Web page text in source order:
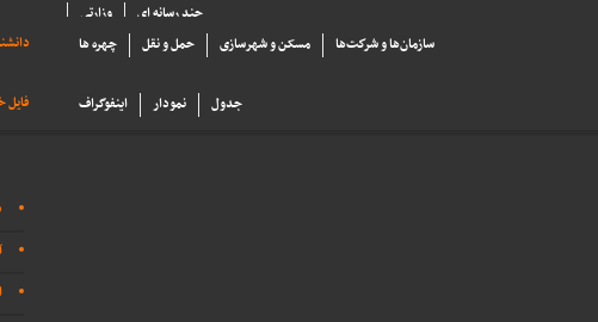
وزارتی
چند رسانه ای
چهره ها حمل و نقل مسکن و شهرسازی سازما‌ن‌ها و شركت‌ها
فایل اینفوگراف نمودار جدول